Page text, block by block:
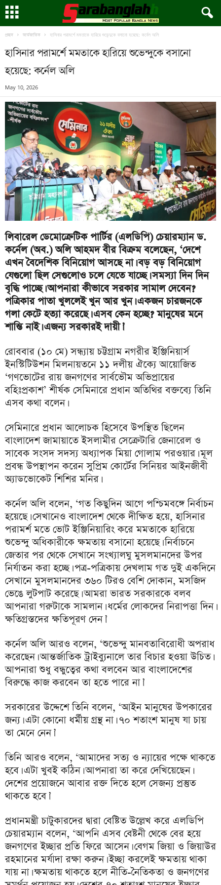
প্রচ্ছদ আর্ন্তজাতিক হাসিনার পরামর্শে মমতাকে হারিয়ে শুভেন্দুকে বসানো হয়েছে: কর্নেল অলি
হাসিনার পরামর্শে মমতাকে হারিয়ে শুভেন্দুকে বসানো
হয়েছে: কর্নেল অলি
May 10, 2026
লিবারেল ডেমোক্রেটিক পার্টির (এলডিপি) চেয়ারম্যান ড.
কর্নেল (অব.) অলি আহমদ বীর বিক্রম বলেছেন, ‘দেশে
এখন বৈদেশিক বিনিয়োগ আসছে না। বড় বড় বিনিয়োগ
যেগুলো ছিল সেগুলোও চলে যেতে যাচ্ছে। সমস্যা দিন দিন
বৃদ্ধি পাচ্ছে। আপনারা কীভাবে সরকার সামাল দেবেন?
পত্রিকার পাতা খুললেই খুন আর খুন। একজন চারজনকে
গলা কেটে হত্যা করেছে। এসব কেন হচ্ছে? মানুষের মনে
শান্তি নাই। এজন্য সরকারই দায়ী।’
রোববার (১০ মে) সন্ধ্যায় চট্টগ্রাম নগরীর ইঞ্জিনিয়ার্স
ইনস্টিটিউশন মিলনায়তনে ১১ দলীয় ঐক্যে আয়োজিত
‘গণভোটের রায় জনগণের সার্বভৌম অভিপ্রায়ের
বহিঃপ্রকাশ’ শীর্ষক সেমিনারে প্রধান অতিথির বক্তব্যে তিনি
এসব কথা বলেন।
সেমিনারে প্রধান আলোচক হিসেবে উপস্থিত ছিলেন
বাংলাদেশ জামায়াতে ইসলামীর সেক্রেটারি জেনারেল ও
সাবেক সংসদ সদস্য অধ্যাপক মিয়া গোলাম পরওয়ার। মূল
প্রবন্ধ উপস্থাপন করেন সুপ্রিম কোর্টের সিনিয়র আইনজীবী
অ্যাডভোকেট শিশির মনির।
কর্নেল অলি বলেন, ‘গত কিছুদিন আগে পশ্চিমবঙ্গে নির্বাচন
হয়েছে। সেখানেও বাংলাদেশ থেকে দীক্ষিত হয়ে, হাসিনার
পরামর্শ মতে ভোট ইঞ্জিনিয়ারিং করে মমতাকে হারিয়ে
শুভেন্দু অধিকারীকে ক্ষমতায় বসানো হয়েছে। নির্বাচনে
জেতার পর থেকে সেখানে সংখ্যালঘু মুসলমানদের উপর
নির্যাতন করা হচ্ছে। পত্র-পত্রিকায় দেখলাম গত দুই একদিনে
সেখানে মুসলমানদের ৩৬০ টিরও বেশি দোকান, মসজিদ
ভেঙে লুটপাট করেছে। আমরা ভারত সরকারকে বলব
আপনারা গরুটাকে সামলান। ধর্মের লোকদের নিরাপত্তা দিন।
ক্ষতিগ্রস্তদের ক্ষতিপূরণ দেন।’
কর্নেল অলি আরও বলেন, ‘শুভেন্দু মানবতাবিরোধী অপরাধ
করেছেন। আন্তর্জাতিক ট্রাইব্যুনালে তার বিচার হওয়া উচিত।
আপনারা শুধু বন্ধুত্বের কথা বলবেন আর বাংলাদেশের
বিরুদ্ধে কাজ করবেন তা হতে পারে না।’
সরকারের উদ্দেশে তিনি বলেন, ‘আইন মানুষের উপকারের
জন্য। এটা কোনো ধর্মীয় গ্রন্থ না। ৭০ শতাংশ মানুষ যা চায়
তা মেনে নেন।’
তিনি আরও বলেন, ‘আমাদের সত্য ও ন্যায়ের পক্ষে থাকতে
হবে। এটা খুবই কঠিন। আপনারা তা করে দেখিয়েছেন।
দেশের প্রয়োজনে আবার রক্ত দিতে হলে সেজন্য প্রস্তুত
থাকতে হবে।’
প্রধানমন্ত্রী চাটুকারদের দ্বারা বেষ্টিত উল্লেখ করে এলডিপি
চেয়ারম্যান বলেন, ‘আপনি এসব বেষ্টনী থেকে বের হয়ে
জনগণের ইচ্ছার প্রতি ফিরে আসেন। বেগম জিয়া ও জিয়াউর
রহমানের মর্যাদা রক্ষা করুন। ইচ্ছা করলেই ক্ষমতায় থাকা
যায় না। ক্ষমতায় থাকতে হলে নীতি-নৈতিকতা ও জনগণের